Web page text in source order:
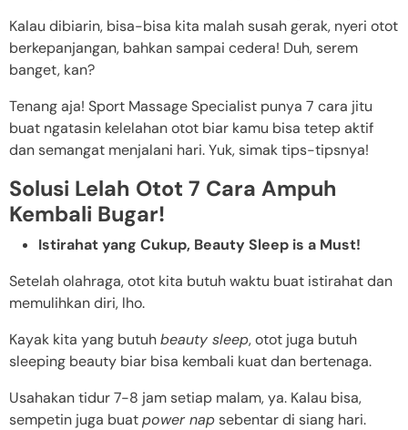
Kalau dibiarin, bisa-bisa kita malah susah gerak, nyeri otot
berkepanjangan, bahkan sampai cedera! Duh, serem
banget, kan?
Tenang aja! Sport Massage Specialist punya 7 cara jitu
buat ngatasin kelelahan otot biar kamu bisa tetep aktif
dan semangat menjalani hari. Yuk, simak tips-tipsnya!
Solusi Lelah Otot 7 Cara Ampuh
Kembali Bugar!
Istirahat yang Cukup, Beauty Sleep is a Must!
Setelah olahraga, otot kita butuh waktu buat istirahat dan
memulihkan diri, lho.
Kayak kita yang butuhbeauty sleep, otot juga butuh
sleeping beauty biar bisa kembali kuat dan bertenaga.
Usahakan tidur 7-8 jam setiap malam, ya. Kalau bisa,
sempetin juga buatpower napsebentar di siang hari.